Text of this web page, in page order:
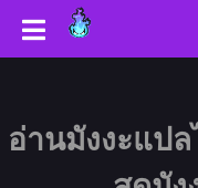
อ่านมังงะแป